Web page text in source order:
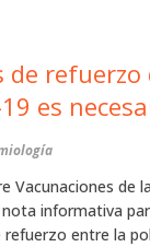
de refuerzo
es
Vacunaciones de
informativa
entre la